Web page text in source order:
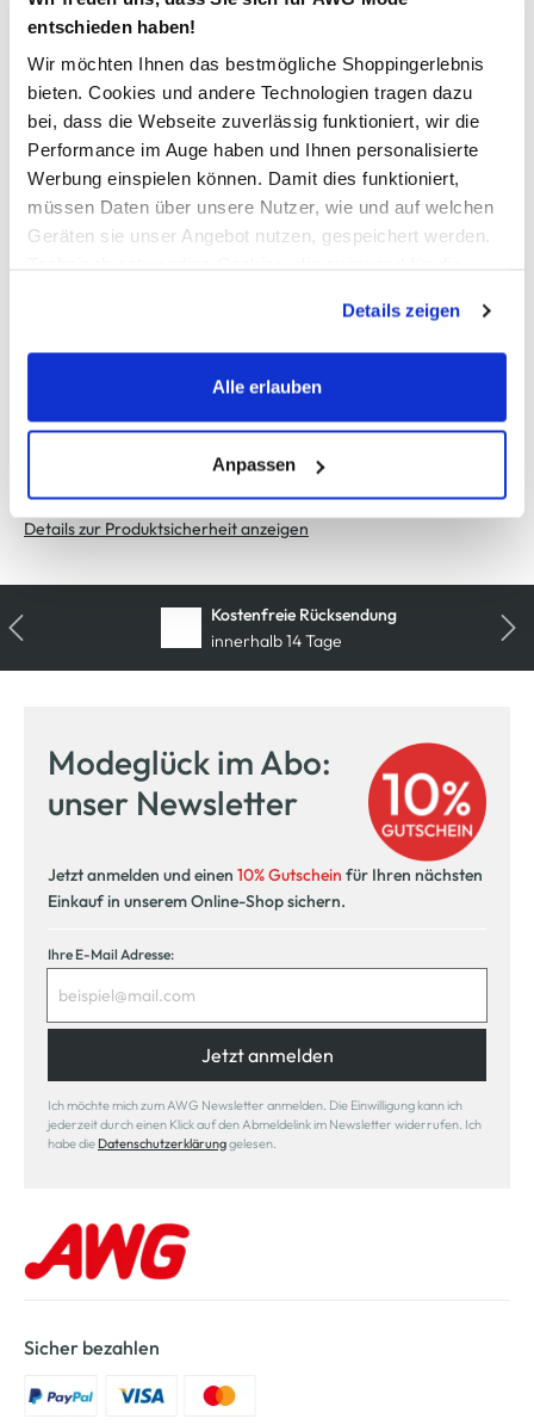
entschieden haben!
Wir möchten Ihnen das bestmögliche Shoppingerlebnis
bieten. Cookies und andere Technologien tragen dazu
bei, dass die Webseite zuverlässig funktioniert, wir die
Performance im Auge haben und Ihnen personalisierte
Werbung einspielen können. Damit dies funktioniert,
müssen Daten über unsere Nutzer, wie und auf welchen
Geräten sie unser Angebot nutzen, gespeichert werden.
werden, werden bei der Nutzung der Webseite auf jeden
Fall gesetzt. Cookies von Drittanbietern für Analyse- oder
Trackingzwecke werden nur dann aktiviert, wenn Sie das
erlauben" bzw. "Alle erlauben" klicken. Mehr dazu
(einschließlich der Möglichkeit, die Einwilligungserklärung
zu ändern oder zu widerrufen) erfahren Sie in unserem
Cookie-Hinweisbzw. derDatenschutzerklärung.
Details zeigen
Alle erlauben
Anpassen
zeitlosen Look
Herstellerartikelnummer: 12273442
AWG Artikelnummer
907171-0176678
Details zur Produktsicherheit anzeigen
Kostenfreie Rücksendung
innerhalb 14 Tage
Modeglück im Abo:
unser Newsletter
Jetzt anmelden und einen 10% Gutschein für Ihren nächsten
Einkauf in unserem Online-Shop sichern.
Ihre E-Mail Adresse:
Jetzt anmelden
Ich möchte mich zum AWG Newsletter anmelden. Die Einwilligung kann ich
jederzeit durch einen Klick auf den Abmeldelink im Newsletter widerrufen. Ich
habe die Datenschutzerklärunggelesen.
Sicher bezahlen